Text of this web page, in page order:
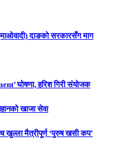
दाङको सरकारसँग माग
घोषणा, हरिश गिरी संयोजक
खाजा सेवा
खुल्ला मैत्रीपूर्ण ‘पुरुष खसी कप’